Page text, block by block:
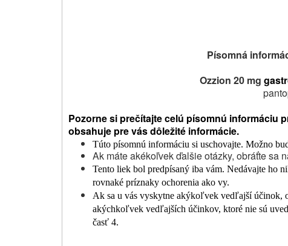
Písomná
Ozzion 20 mg
Pozorne si prečítajte celú písomnú informáciu
obsahuje pre vás dôležité informácie.
Túto písomnú informáciu si uschovajte. Možno
Ak máte akékoľvek ďalšie otázky, obráťte sa
Tento liek bol predpísaný iba vám. Nedávajte ho
rovnaké príznaky ochorenia ako vy.
Ak sa u vás vyskytne akýkoľvek vedľajší účinok,
akýchkoľvek vedľajších účinkov, ktoré nie sú
časť 4.